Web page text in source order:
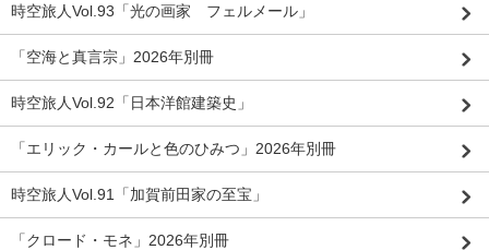
時空旅人Vol.93「光の画家 フェルメール」
「空海と真言宗」2026年別冊
時空旅人Vol.92「日本洋館建築史」
「エリック・カールと色のひみつ」2026年別冊
時空旅人Vol.91「加賀前田家の至宝」
「クロード・モネ」2026年別冊